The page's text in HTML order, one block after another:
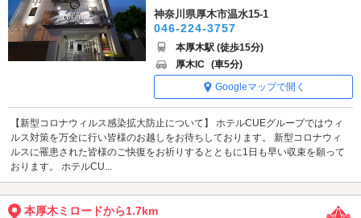
神奈川県厚木市温水15-1
046-224-3757
本厚木駅 (徒歩15分)
厚木IC (車5分)
Googleマップで開く
【新型コロナウィルス感染拡大防止について】 ホテルCUEグループではウィ
ルス対策を万全に行い皆様のお越しをお待ちしております。 新型コロナウィ
ルスに罹患された皆様のご快復をお祈りするとともに1日も早い収束を願って
おります。 ホテルCU...
本厚木ミロードから1.7km